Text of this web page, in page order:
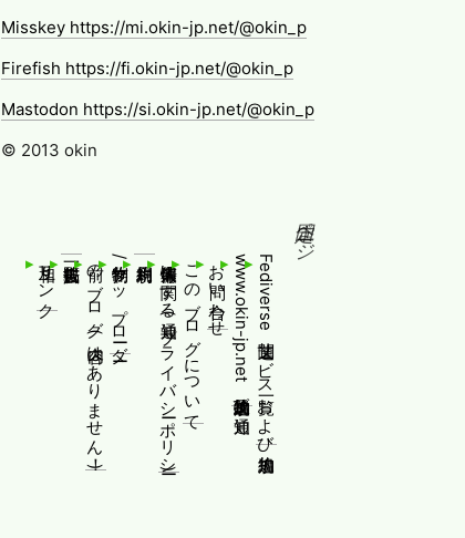
Misskey https://mi.okin-jp.net/@okin_p
Firefish https://fi.okin-jp.net/@okin_p
Mastodon https://si.okin-jp.net/@okin_p
© 2013 okin
固定ページ
Fediverse関連サービス一覧および追加規約
www.okin-jp.net 追加規約及び通知
お問い合わせ
このブログについて
個人情報等に関する通知(プライバシーポリシー)
制作物/アップローダー
前のブログ(内容はありません！)
相互リンク